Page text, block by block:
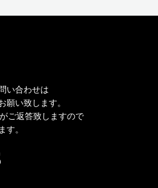
い合わせは
願い致します。
ご返答致しますので
す。